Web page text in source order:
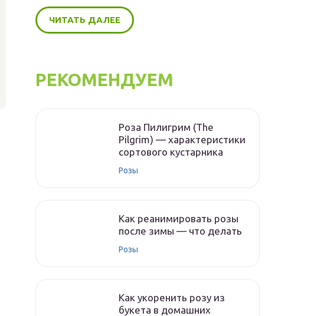
ЧИТАТЬ ДАЛЕЕ
РЕКОМЕНДУЕМ
Роза Пилигрим (The
Pilgrim) — характеристики
сортового кустарника
Розы
Как реанимировать розы
после зимы — что делать
Розы
Как укоренить розу из
букета в домашних